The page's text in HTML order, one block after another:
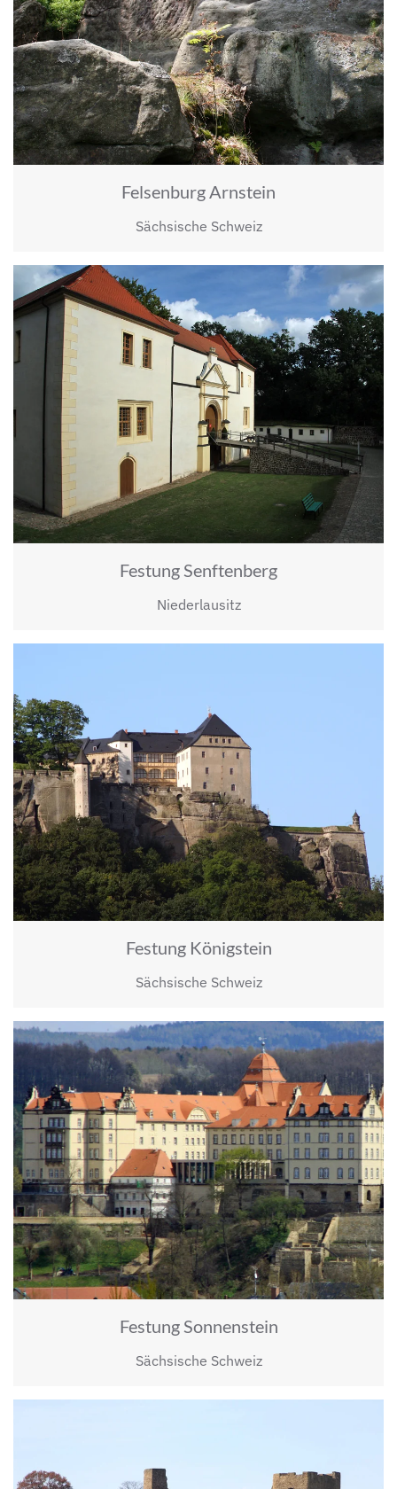
Felsenburg Arnstein
Sächsische Schweiz
Festung Senftenberg
Niederlausitz
Festung Königstein
Sächsische Schweiz
Festung Sonnenstein
Sächsische Schweiz